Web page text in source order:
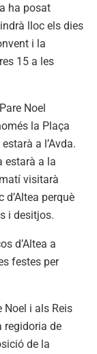
ha posat
lloc els dies
i la
15 a les
Noel
la Plaça
a l’Avda.
estarà a la
visitarà
perquè
i desitjos.
d’Altea a
festes per
Noel i als Reis
regidoria de
de la